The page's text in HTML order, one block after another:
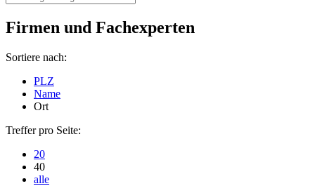
Firmen und Fachexperten
Sortiere nach:
PLZ
Name
Ort
Treffer pro Seite:
20
40
alle